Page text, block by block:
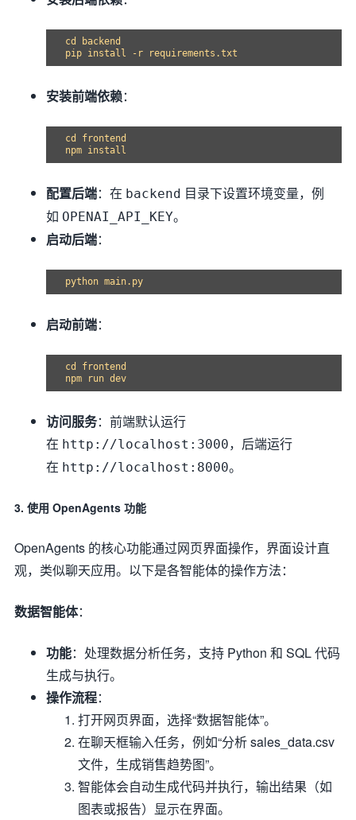
cd backend
安装前端依赖：
cd frontend
配置后端：在 backend 目录下设置环境变量，例
如 OPENAI_API_KEY。
启动后端：
启动前端：
cd frontend
访问服务：前端默认运行
在 http://localhost:3000，后端运行
在 http://localhost:8000。
3. 使用 OpenAgents 功能
OpenAgents 的核心功能通过网页界面操作，界面设计直
观，类似聊天应用。以下是各智能体的操作方法：
数据智能体：
功能：处理数据分析任务，支持 Python 和 SQL 代码
生成与执行。
操作流程：
打开网页界面，选择“数据智能体”。
在聊天框输入任务，例如“分析 sales_data.csv
文件，生成销售趋势图”。
智能体会自动生成代码并执行，输出结果（如
图表或报告）显示在界面。